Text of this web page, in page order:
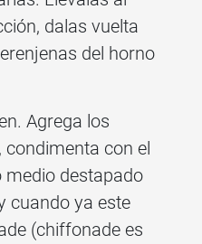
dalas vuelta
del horno
Agrega los
con el
medio destapado
cuando ya este
(chiffonade es